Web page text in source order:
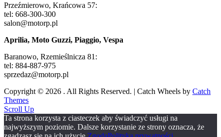
Przeźmierowo, Krańcowa 57:
tel: 668-300-300
salon@motorp.pl
Aprilia, Moto Guzzi, Piaggio, Vespa
Baranowo, Rzemieślnicza 81:
tel: 884-887-975
sprzedaz@motorp.pl
Copyright © 2026 . All Rights Reserved. | Catch Wheels by Catch
Themes
Scroll Up
Ta strona korzysta z ciasteczek aby świadczyć usługi na
najwyższym poziomie. Dalsze korzystanie ze strony oznacza, że